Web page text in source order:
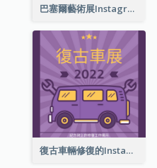
巴塞爾藝術展Instagram帖子
復古車輛修復的Instagram帖子